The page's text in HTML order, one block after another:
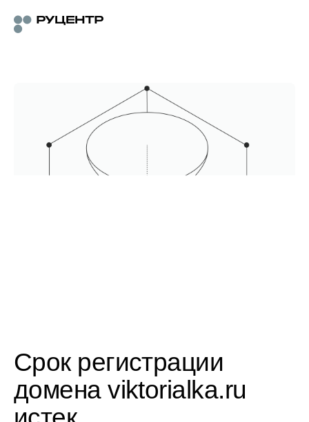
Срок регистрации
домена viktorialka.ru